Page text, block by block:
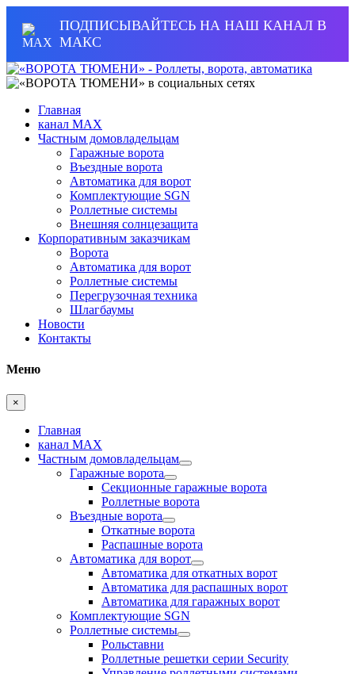
ПОДПИСЫВАЙТЕСЬ НА НАШ КАНАЛ В
МАКС
Главная
канал MAX
Частным домовладельцам
Гаражные ворота
Въездные ворота
Автоматика для ворот
Комплектующие SGN
Роллетные системы
Внешняя солнцезащита
Корпоративным заказчикам
Ворота
Автоматика для ворот
Роллетные системы
Перегрузочная техника
Шлагбаумы
Новости
Контакты
Меню
×
Главная
канал MAX
Частным домовладельцам
Гаражные ворота
Секционные гаражные ворота
Роллетные ворота
Въездные ворота
Откатные ворота
Распашные ворота
Автоматика для ворот
Автоматика для откатных ворот
Автоматика для распашных ворот
Автоматика для гаражных ворот
Комплектующие SGN
Роллетные системы
Рольставни
Роллетные решетки серии Security